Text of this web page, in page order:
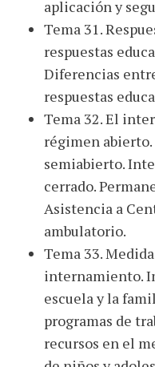
aplicación y
Tema 31.
respuestas
Diferencias
respuestas
Tema 32. El
régimen
semiabierto.
cerrado.
Asistencia a
ambulatorio.
Tema 33.
internamiento.
escuela y la
programas de
recursos en el